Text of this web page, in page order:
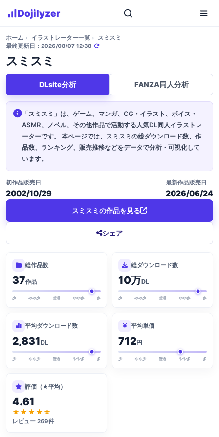
Dojilyzer
ホーム › イラストレーター一覧 ›
スミスミ
最終更新日：2026/08/07 12:38
スミスミ
DLsite分析 FANZA同人分析
「スミスミ」は、ゲーム、マンガ、CG・イラスト、ボイス・
ASMR、ノベル、その他作品で活動する人気DL同人イラストレ
ーターです。
本ページでは、スミスミの総ダウンロード数、作
品数、ランキング、販売推移などをデータで分析・可視化して
います。
初作品販売日
2002/10/29
最新作品販売日
2026/06/24
シェア
スミスミの作品を見る
総作品数
37作品
少 やや少 普通 やや多 多
総ダウンロード数
10万DL
少 やや少 普通 やや多 多
平均ダウンロード数
2,831DL
少 やや少 普通 やや多 多
平均単価
712円
少 やや少 普通 やや多 多
評価（★平均）
4.61
★★★★☆
レビュー 269件